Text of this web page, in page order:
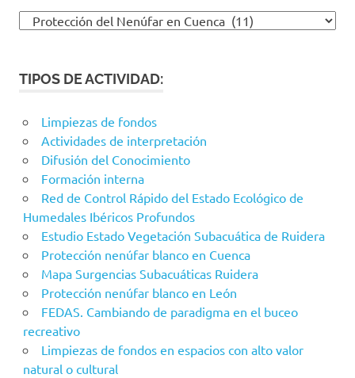
Entradas
TIPOS DE ACTIVIDAD:
Limpiezas de fondos
Actividades de interpretación
Difusión del Conocimiento
Formación interna
Red de Control Rápido del Estado Ecológico de
Humedales Ibéricos Profundos
Estudio Estado Vegetación Subacuática de Ruidera
Protección nenúfar blanco en Cuenca
Mapa Surgencias Subacuáticas Ruidera
Protección nenúfar blanco en León
FEDAS. Cambiando de paradigma en el buceo
recreativo
Limpiezas de fondos en espacios con alto valor
natural o cultural